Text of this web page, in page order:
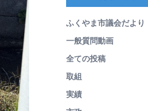
ふくやま市議会だより
一般質問動画
全ての投稿
取組
実績